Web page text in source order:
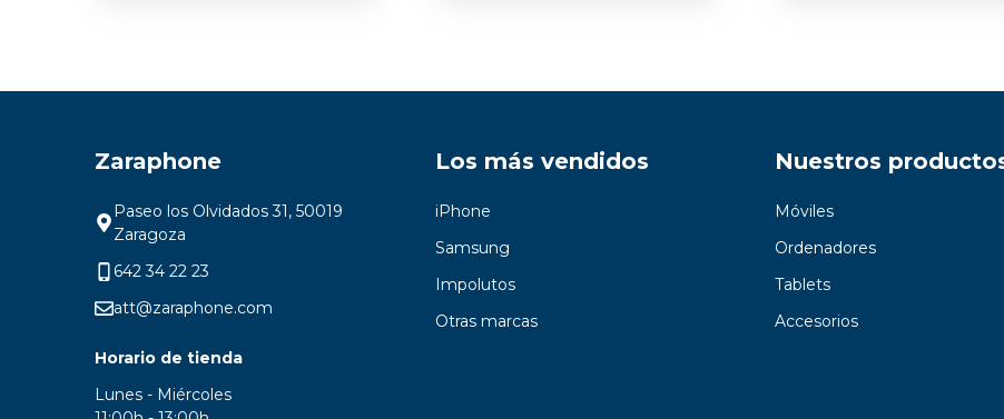
Zaraphone
Paseo los Olvidados 31, 50019
Zaragoza
642 34 22 23
att@zaraphone.com
Horario de tienda
Lunes - Miércoles
Los más vendidos
iPhone
Samsung
Impolutos
Otras marcas
Nuestros
Móviles
Ordenadores
Tablets
Accesorios